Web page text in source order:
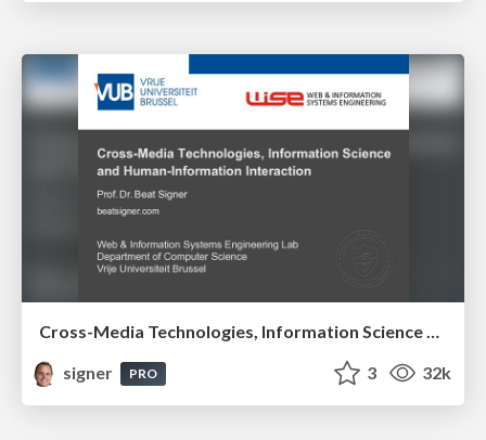
Cross-Media Technologies, Information Science and Human-Information Interaction
signer
PRO 3 32k